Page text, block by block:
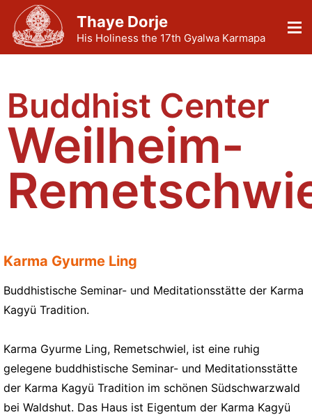
Thaye Dorje
His Holiness the 17th Gyalwa Karmapa
Buddhist Center
Weilheim-
Karma Gyurme Ling
Buddhistische Seminar- und Meditationsstätte der Karma
Kagyü Tradition.
Karma Gyurme Ling, Remetschwiel, ist eine ruhig
gelegene buddhistische Seminar- und Meditationsstätte
der Karma Kagyü Tradition im schönen Südschwarzwald
bei Waldshut. Das Haus ist Eigentum der Karma Kagyü